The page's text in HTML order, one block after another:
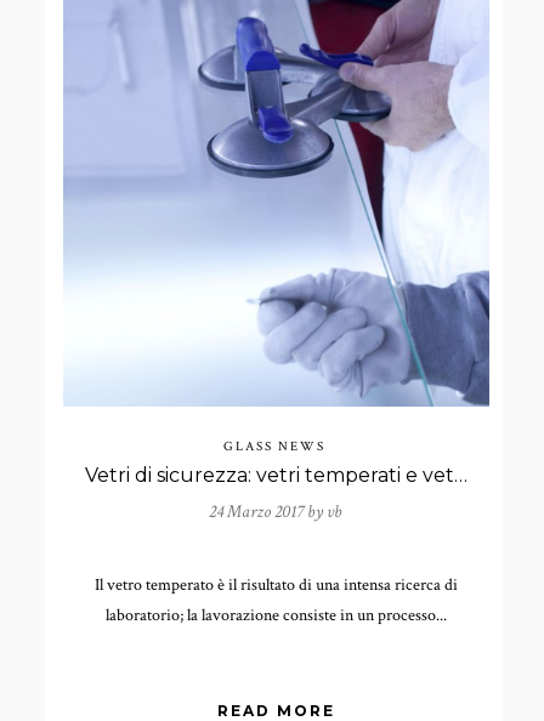
GLASS NEWS
Vetri di sicurezza: vetri temperati e vetri stratificati
24 Marzo 2017 by vb
Il vetro temperato è il risultato di una intensa ricerca di
laboratorio; la lavorazione consiste in un processo...
READ MORE